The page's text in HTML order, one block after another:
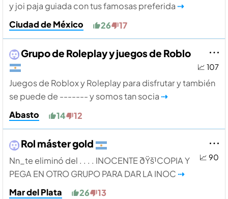
y joi paja guiada con tus famosas preferida ⇢
Ciudad de México
26 17
📈 107
Grupo de Roleplay y juegos de Roblo
Juegos de Roblox y Roleplay para disfrutar y también
se puede de ------- y somos tan socia ⇢
Abasto
14 12
📈 90
Rol máster gold
Nn_te eliminó del . . . . INOCENTE ðŸš¹COPIA Y
PEGA EN OTRO GRUPO PARA DAR LA INOC ⇢
Mar del Plata
26 13